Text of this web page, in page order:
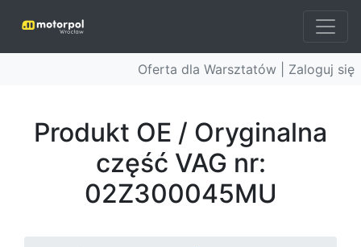
Oferta dla Warsztatów | Zaloguj się
Produkt OE / Oryginalna
część VAG nr:
02Z300045MU